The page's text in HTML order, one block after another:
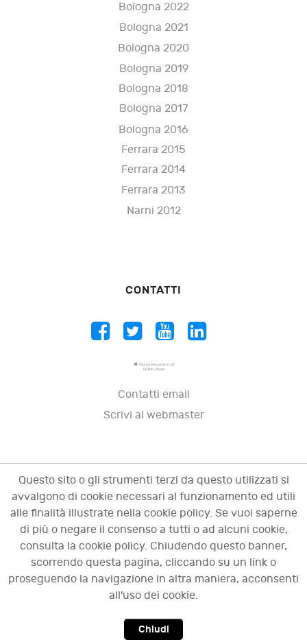
Bologna 2022
Bologna 2021
Bologna 2020
Bologna 2019
Bologna 2018
Bologna 2017
Bologna 2016
Ferrara 2015
Ferrara 2014
Ferrara 2013
Narni 2012
CONTATTI
Piazza Vescovio, n. 21
00199 - Roma
Contatti email
Scrivi al webmaster
© 2009 - 2026 OCI - Osservatorio sulle crisi
d'impresa. Tutti i diritti riservati.
Questo sito o gli strumenti terzi da questo utilizzati si
avvalgono di cookie necessari al funzionamento ed utili
alle finalità illustrate nella cookie policy. Se vuoi saperne
di più o negare il consenso a tutti o ad alcuni cookie,
consulta la cookie policy. Chiudendo questo banner,
scorrendo questa pagina, cliccando su un link o
proseguendo la navigazione in altra maniera, acconsenti
all'uso dei cookie.
Chiudi